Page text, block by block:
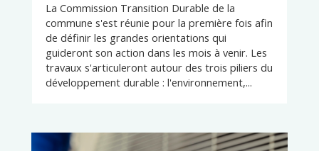
La Commission Transition Durable de la
commune s'est réunie pour la première fois afin
de définir les grandes orientations qui
guideront son action dans les mois à venir. Les
travaux s'articuleront autour des trois piliers du
développement durable : l'environnement,...